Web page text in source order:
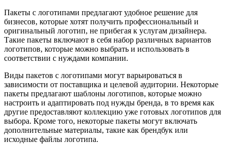
Пакеты с логотипами предлагают удобное решение для
бизнесов, которые хотят получить профессиональный и
оригинальный логотип, не прибегая к услугам дизайнера.
Такие пакеты включают в себя набор различных вариантов
логотипов, которые можно выбрать и использовать в
соответствии с нуждами компании.
Виды пакетов с логотипами могут варьироваться в
зависимости от поставщика и целевой аудитории. Некоторые
пакеты предлагают шаблоны логотипов, которые можно
настроить и адаптировать под нужды бренда, в то время как
другие предоставляют коллекцию уже готовых логотипов для
выбора. Кроме того, некоторые пакеты могут включать
дополнительные материалы, такие как брендбук или
исходные файлы логотипа.